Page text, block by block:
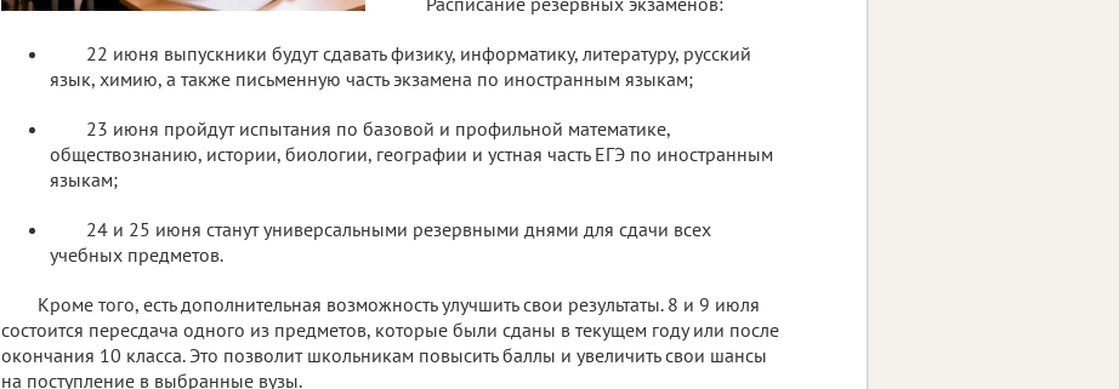
22 июня выпускники будут сдавать физику, информатику, литературу, русский
язык, химию, а также письменную часть экзамена по иностранным языкам;
23 июня пройдут испытания по базовой и профильной математике,
обществознанию, истории, биологии, географии и устная часть ЕГЭ по иностранным
языкам;
24 и 25 июня станут универсальными резервными днями для сдачи всех
учебных предметов.
Кроме того, есть дополнительная возможность улучшить свои результаты. 8 и 9 июля
состоится пересдача одного из предметов, которые были сданы в текущем году или после
окончания 10 класса. Это позволит школьникам повысить баллы и увеличить свои шансы
на поступление в выбранные вузы.